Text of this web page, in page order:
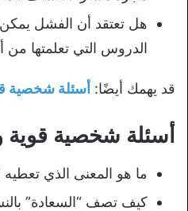
هل تعتقد أن الفشل
الدروس التي تعلمتها من
قد يهمك أيضًا: أسئلة شخصية
أسئلة شخصية قوية
ما هو المعنى الذي
كيف تصف “السعادة”